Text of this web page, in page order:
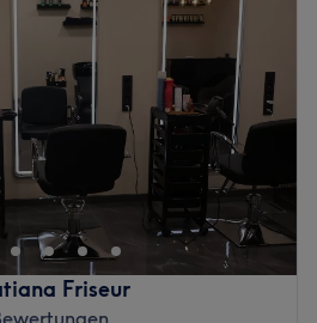
09:00–18:00
09:00
18:00
09:00
16:00
Geschlossen
Im Friseursalon Ivy Salon in
wird jeder Look zu einem
Mit einem sicheren
Fingerspitzengefühl und
hier typgerechte
Friseur